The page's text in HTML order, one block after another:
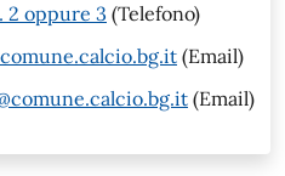
2 oppure 3 (Telefono)
(Email)
(Email)